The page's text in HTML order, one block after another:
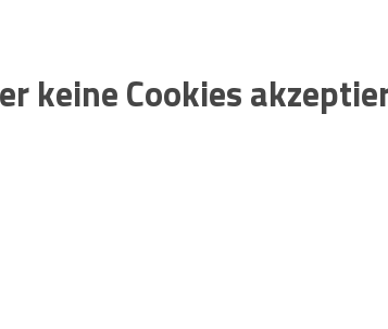
keine Cookies